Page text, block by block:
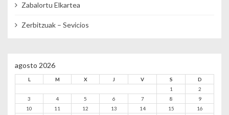
Zabalortu Elkartea
Zerbitzuak – Sevicios
agosto 2026
L M X J V S
D
1
2
3
4 5 6 7 8
9
10
11 12 13 14 15 16